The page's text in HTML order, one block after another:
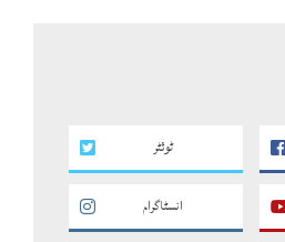
ٹوئٹر
انسٹاگرام